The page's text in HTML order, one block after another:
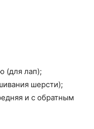
(для лап);
шерсти);
и с обратным